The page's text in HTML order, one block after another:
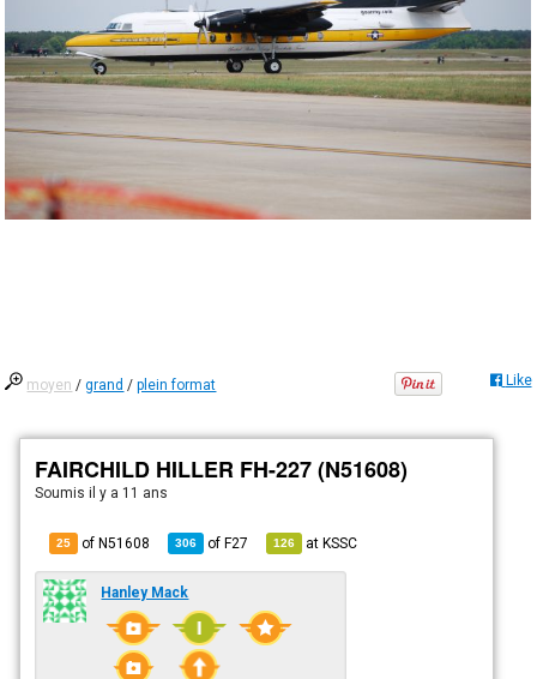
moyen /grand /plein format Like
FAIRCHILD HILLER FH-227 (N51608)
Soumisil y a 11 ans
25 of N51608 306 ofF27 126 atKSSC
Hanley Mack